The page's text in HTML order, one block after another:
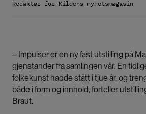
Redaktør for Kildens nyhetsmagasin
– Impulser er en ny fast utstilling på
gjenstander fra samlingen vår. En
folkekunst hadde stått i tjue år, og
både i form og innhold, forteller
Braut.